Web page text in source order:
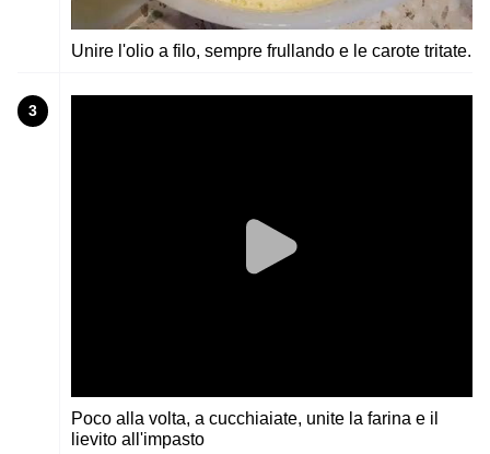
Unire l'olio a filo, sempre frullando e le carote tritate.
3
Poco alla volta, a cucchiaiate, unite la farina e il
lievito all'impasto